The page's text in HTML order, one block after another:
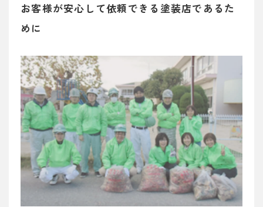
お客様が安心して依頼できる塗装店であるた
めに